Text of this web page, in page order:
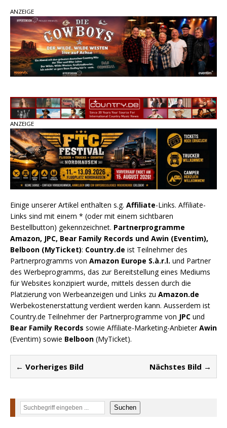
pez veröffentlicht neue Single „Late Night
Talks“ – eine Hymne auf unvergessliche
Sommernächte
Randy Travis veröffentlicht mit „I Don’t Care“
einen weiteren Schatz aus dem Archiv
„Taylor Gold“ zeigt die Kraft der Akustik
ANZEIGE
ANZEIGE
Einige unserer Artikel enthalten s.g. Affiliate-Links. Affiliate-
Links sind mit einem * (oder mit einem sichtbaren
Bestellbutton) gekennzeichnet. Partnerprogramme
Amazon, JPC, Bear Family Records und Awin (Eventim),
Belboon (MyTicket): Country.de ist Teilnehmer des
Partnerprogramms von Amazon Europe S.à.r.l. und Partner
des Werbeprogramms, das zur Bereitstellung eines Mediums
für Websites konzipiert wurde, mittels dessen durch die
Platzierung von Werbeanzeigen und Links zu Amazon.de
Werbekostenerstattung verdient werden kann. Ausserdem ist
Country.de Teilnehmer der Partnerprogramme von JPC und
Bear Family Records sowie Affiliate-Marketing-AnbieterAwin
(Eventim) sowie Belboon (MyTicket).
← Vorheriges Bild Nächstes Bild →
Suchen Suchen